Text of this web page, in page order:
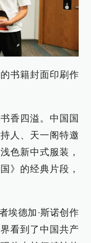
书籍封面印刷作
香四溢。中国国
人、天一阁特邀
色新中式服装，
》的经典片段，
埃德加·斯诺创作
看到了中国共产